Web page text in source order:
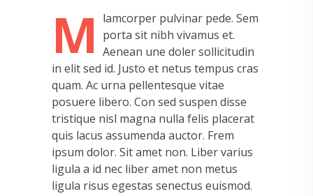
M
lamcorper pulvinar pede. Sem
porta sit nibh vivamus et.
Aenean une doler sollicitudin
in elit sed id. Justo et netus tempus cras
quam. Ac urna pellentesque vitae
posuere libero. Con sed suspen disse
tristique nisl magna nulla felis placerat
quis lacus assumenda auctor. Frem
ipsum dolor. Sit amet non. Liber varius
ligula a id nec liber amet non metus
ligula risus egestas senectus euismod.